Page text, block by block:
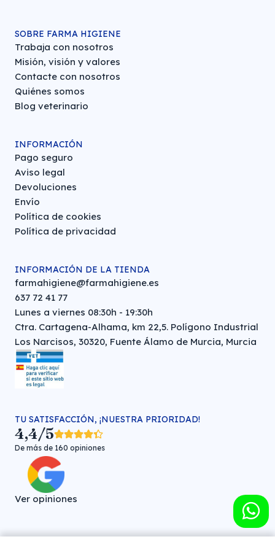
SOBRE FARMA HIGIENE
Trabaja con nosotros
Misión, visión y valores
Contacte con nosotros
Quiénes somos
Blog veterinario
INFORMACIÓN
Pago seguro
Aviso legal
Devoluciones
Envío
Política de cookies
Política de privacidad
INFORMACIÓN DE LA TIENDA
farmahigiene@farmahigiene.es
637 72 41 77
Lunes a viernes 08:30h - 19:30h
Ctra. Cartagena-Alhama, km 22,5. Polígono Industrial
Los Narcisos, 30320, Fuente Álamo de Murcia, Murcia
TU SATISFACCIÓN, ¡NUESTRA PRIORIDAD!
4,4/5
De más de 160 opiniones
Ver opiniones